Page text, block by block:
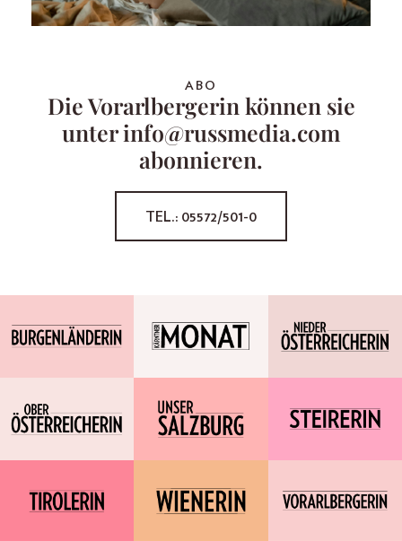
ABO
Die Vorarlbergerin können sie
unter info@russmedia.com
abonnieren.
TEL.: 05572/501-0